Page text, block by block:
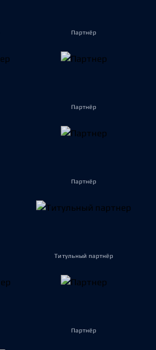
Партнёр
Партнёр
Партнёр
Титульный партнёр
Партнёр